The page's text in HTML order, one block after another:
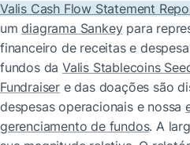
Valis Cash Flow Statement
um diagrama Sankey para
financeiro de receitas e
fundos da Valis Stablecoins
Fundraiser e das doações são
despesas operacionais e nossa
gerenciamento de fundos. A